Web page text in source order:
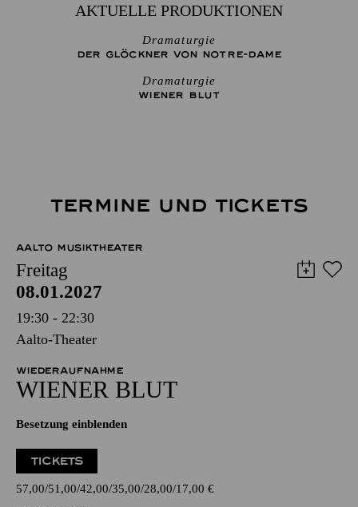
AKTUELLE PRODUKTIONEN
Dramaturgie
DER GLÖCKNER­ VON NOTRE-DAME
Dramaturgie
WIENER BLUT
TERMINE UND TICKETS
AALTO MUSIKTHEATER
Freitag
08.01.2027
19:30 - 22:30
Aalto-Theater
WIEDERAUFNAHME
WIENER BLUT
Besetzung einblenden
TICKETS
57,00 51,00 42,00 35,00 28,00 17,00 €